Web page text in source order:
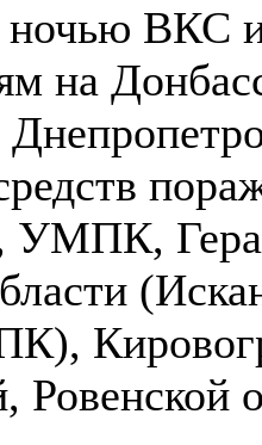
ВКС
на
УМПК,
Ровенской